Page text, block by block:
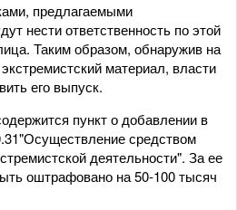
предлагаемыми
нести ответственность по этой
Таким образом, обнаружив на
материал, власти
его выпуск.
пункт о добавлении в
средством
деятельности". За ее
оштрафовано на 50-100 тысяч